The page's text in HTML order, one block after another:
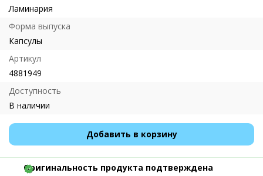
Ламинария
Форма выпуска
Капсулы
Артикул
4881949
Доступность
В наличии
Добавить в корзину
Оригинальность продукта подтверждена